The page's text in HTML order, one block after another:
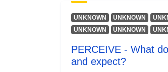
UNKNOWN UNKNOWN
UNKNOWN
UNKNOWN
PERCEIVE - What
and expect?